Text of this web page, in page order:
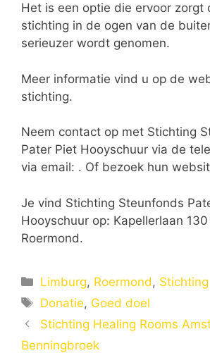
Het is een optie die ervoor zorgt
stichting in de ogen van de
serieuzer wordt genomen.
Meer informatie vind u op de
stichting.
Neem contact op met Stichting
Pater Piet Hooyschuur via de
via email: . Of bezoek hun
Je vind Stichting Steunfonds
Hooyschuur op: Kapellerlaan
Roermond.
Categorieën
Limburg, Roermond , Stichting
Tags
Donatie, Goed doel
Stichting Healing Rooms
Benningbroek